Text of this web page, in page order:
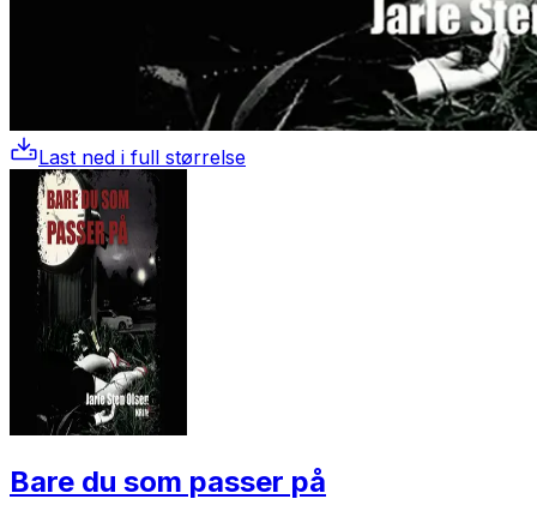
Last ned i full størrelse
Bare du som passer på